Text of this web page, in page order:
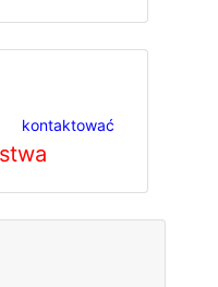
kontaktować